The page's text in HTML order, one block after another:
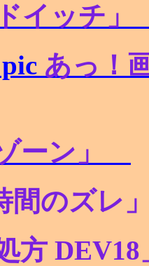
ドイッチ
pic あっ！
ゾーン」
間のズ
方 DEV18